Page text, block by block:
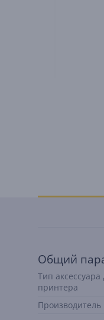
Общий
Тип аксессуара
принтера
Производитель